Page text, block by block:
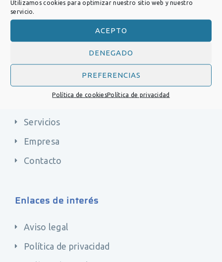
Utilizamos cookies para optimizar nuestro sitio web y nuestro
servicio.
ACEPTO
DENEGADO
PREFERENCIAS
Política de cookiesPolítica de privacidad
Thermconcept, es su socio cuando se tarta de
hornos y sistemas de alto rendimiento para las
diversas y exigentes aplicaciones en la
producción y la investigación.
Servicios
Empresa
Contacto
Enlaces de interés
Aviso legal
Política de privacidad